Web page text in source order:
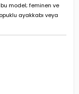
model; feminen ve
ayakkabı veya